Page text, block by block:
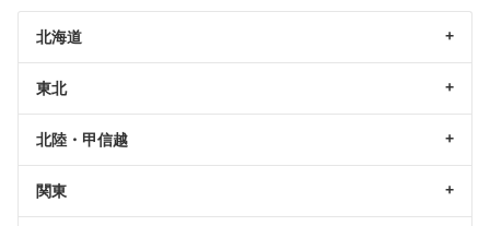
北海道
東北
北陸・甲信越
関東